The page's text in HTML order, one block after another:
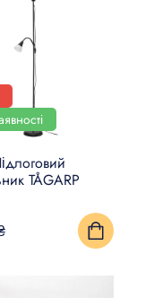
TÅGARP